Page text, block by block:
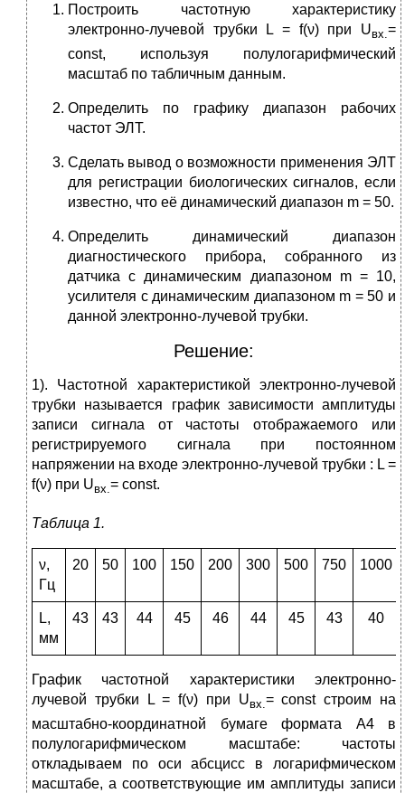
Построить частотную характеристику
электронно-лучевой трубки L = f(ν) при Uвх.=
const, используя полулогарифмический
масштаб по табличным данным.
Определить по графику диапазон рабочих
частот ЭЛТ.
Сделать вывод о возможности применения ЭЛТ
для регистрации биологических сигналов, если
известно, что её динамический диапазон m = 50.
Определить динамический диапазон
диагностического прибора, собранного из
датчика с динамическим диапазоном m = 10,
усилителя с динамическим диапазоном m = 50 и
данной электронно-лучевой трубки.
Решение:
1). Частотной характеристикой электронно-лучевой
трубки называется график зависимости амплитуды
записи сигнала от частоты отображаемого или
регистрируемого сигнала при постоянном
напряжении на входе электронно-лучевой трубки : L =
f(ν) при Uвх.= const.
Таблица 1.
ν,
Гц
20 50 100 150 200 300 500 750 1000
L,
мм
43 43 44 45 46 44 45 43 40
График частотной характеристики электронно-
лучевой трубки L = f(ν) при Uвх.= const строим на
масштабно-координатной бумаге формата А4 в
полулогарифмическом масштабе: частоты
откладываем по оси абсцисс в логарифмическом
масштабе, а соответствующие им амплитуды записи